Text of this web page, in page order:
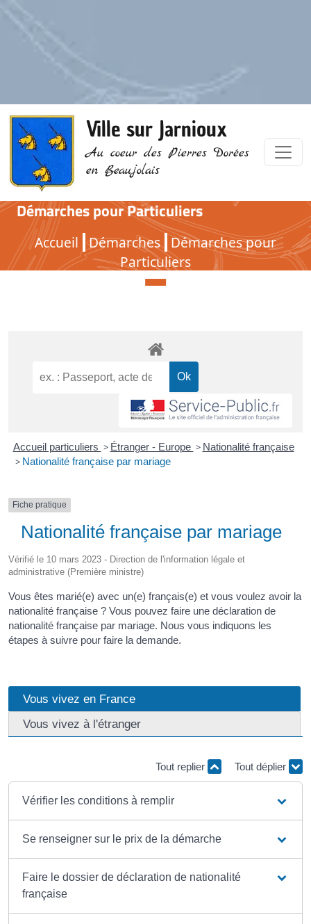
Ville sur Jarnioux
Au coeur des Pierres Dorées
en Beaujolais
Démarches pour Particuliers
Accueil Démarches Démarches pour
Particuliers
Démarches pour Particuliers
Accueil particuliers > Étranger - Europe > Nationalité française
> Nationalité française par mariage
Fiche pratique
Nationalité française par mariage
Vérifié le 10 mars 2023 - Direction de l'information légale et
administrative (Première ministre)
Vous êtes marié(e) avec un(e) français(e) et vous voulez avoir la
nationalité française ? Vous pouvez faire une déclaration de
nationalité française par mariage. Nous vous indiquons les
étapes à suivre pour faire la demande.
Vous vivez en France
Vous vivez à l'étranger
Tout replier Tout déplier
Vérifier les conditions à remplir
Se renseigner sur le prix de la démarche
Faire le dossier de déclaration de nationalité
française